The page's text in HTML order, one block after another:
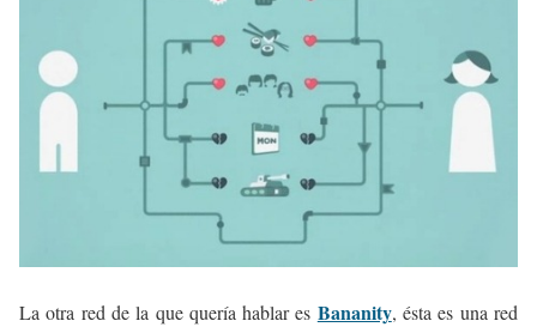
La otra red de la que quería hablar es Bananity, ésta es una red